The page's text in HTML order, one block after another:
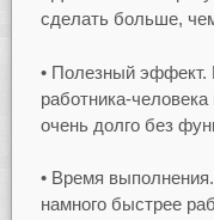
сделать больше,
• Полезный эффект.
работника-
очень долго без
• Время
намного быстрее